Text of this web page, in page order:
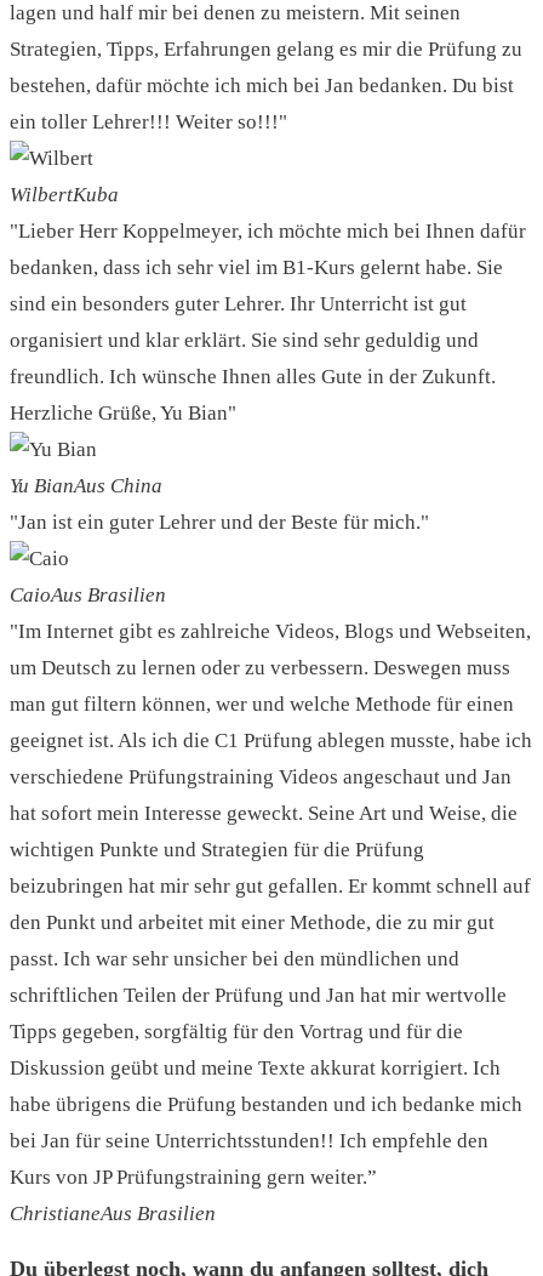
lagen und half mir bei denen zu meistern. Mit seinen
Strategien, Tipps, Erfahrungen gelang es mir die Prüfung zu
bestehen, dafür möchte ich mich bei Jan bedanken. Du bist
ein toller Lehrer!!! Weiter so!!!"
WilbertKuba
"Lieber Herr Koppelmeyer, ich möchte mich bei Ihnen dafür
bedanken, dass ich sehr viel im B1-Kurs gelernt habe. Sie
sind ein besonders guter Lehrer. Ihr Unterricht ist gut
organisiert und klar erklärt. Sie sind sehr geduldig und
freundlich. Ich wünsche Ihnen alles Gute in der Zukunft.
Herzliche Grüße, Yu Bian"
Yu BianAus China
"Jan ist ein guter Lehrer und der Beste für mich."
CaioAus Brasilien
"Im Internet gibt es zahlreiche Videos, Blogs und Webseiten,
um Deutsch zu lernen oder zu verbessern. Deswegen muss
man gut filtern können, wer und welche Methode für einen
geeignet ist. Als ich die C1 Prüfung ablegen musste, habe ich
verschiedene Prüfungstraining Videos angeschaut und Jan
hat sofort mein Interesse geweckt. Seine Art und Weise, die
wichtigen Punkte und Strategien für die Prüfung
beizubringen hat mir sehr gut gefallen. Er kommt schnell auf
den Punkt und arbeitet mit einer Methode, die zu mir gut
passt. Ich war sehr unsicher bei den mündlichen und
schriftlichen Teilen der Prüfung und Jan hat mir wertvolle
Tipps gegeben, sorgfältig für den Vortrag und für die
Diskussion geübt und meine Texte akkurat korrigiert. Ich
habe übrigens die Prüfung bestanden und ich bedanke mich
bei Jan für seine Unterrichtsstunden!! Ich empfehle den
Kurs von JP Prüfungstraining gern weiter.”
ChristianeAus Brasilien
Du überlegst noch, wann du anfangen solltest, dich